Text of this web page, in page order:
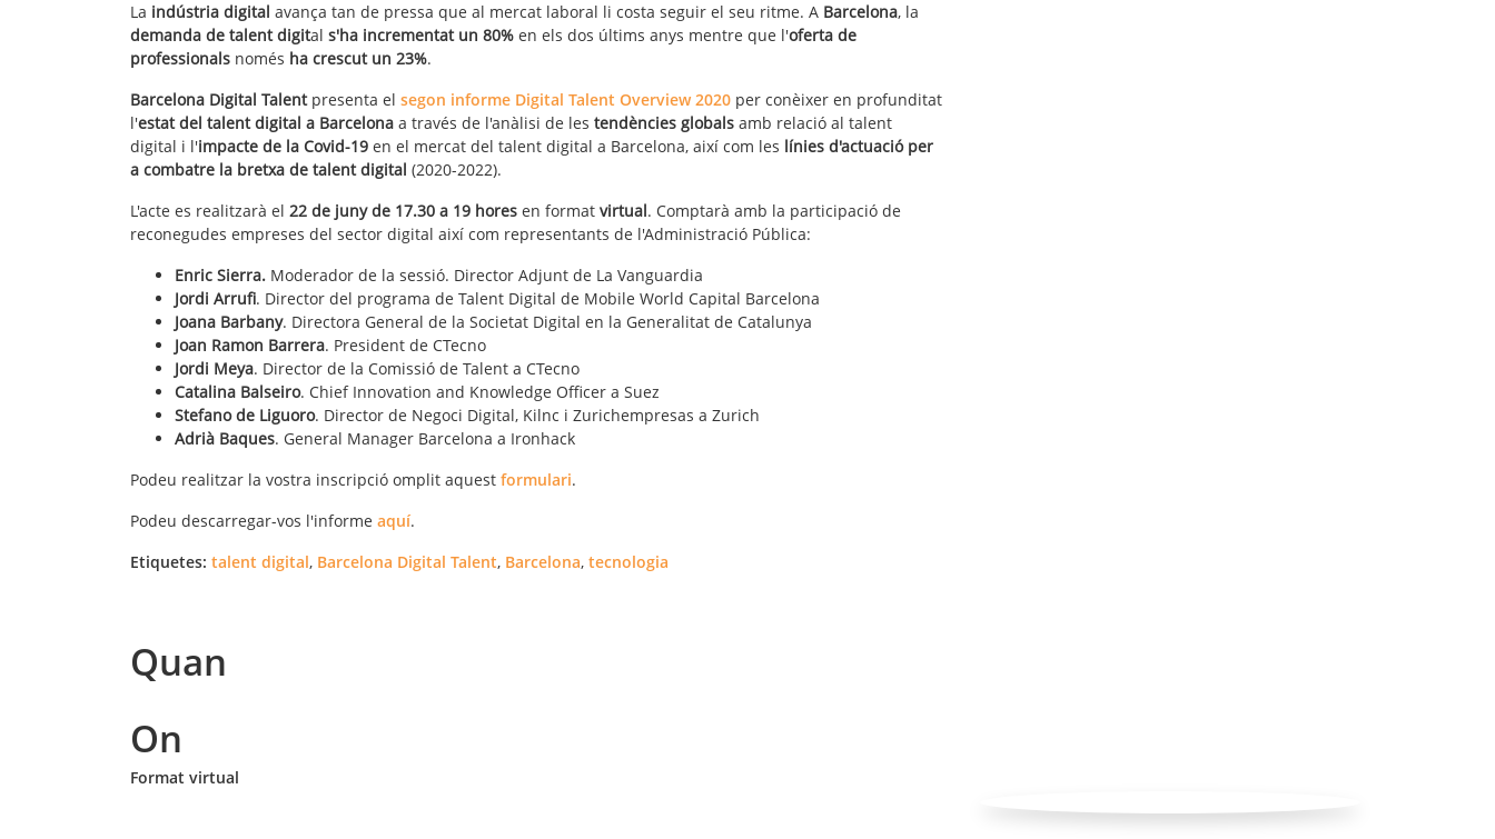
La indústria digital avança tan de pressa que al mercat laboral li costa seguir el seu ritme. A Barcelona, la
demanda de talent digital s'ha incrementat un 80% en els dos últims anys mentre que l'oferta de
professionals només ha crescut un 23%.
Barcelona Digital Talentpresenta el segon informe Digital Talent Overview 2020 per conèixer en profunditat
l'estat del talent digital a Barcelona a través de l'anàlisi de les tendències globals amb relació al talent
digital i l'impacte de la Covid-19 en el mercat del talent digital a Barcelona, així com les línies d'actuació per
a combatre la bretxa de talent digital (2020-2022).
L'acte es realitzarà el 22 de juny de 17.30 a 19 hores en format virtual. Comptarà amb la participació de
reconegudes empreses del sector digital així com representants de l'Administració Pública:
Enric Sierra. Moderador de la sessió. Director Adjunt de La Vanguardia
Jordi Arrufi. Director del programa de Talent Digital de Mobile World Capital Barcelona
Joana Barbany. Directora General de la Societat Digital en la Generalitat de Catalunya
Joan Ramon Barrera. President de CTecno
Jordi Meya. Director de la Comissió de Talent a CTecno
Catalina Balseiro. Chief Innovation and Knowledge Officer a Suez
Stefano de Liguoro. Director de Negoci Digital, Kilnc i Zurichempresas a Zurich
Adrià Baques. General Manager Barcelona a Ironhack
Podeu realitzar la vostra inscripció omplit aquest formulari.
Podeu descarregar-vos l'informe aquí.
Etiquetes: talent digital, Barcelona Digital Talent, Barcelona, tecnologia
Quan
On
Format virtual